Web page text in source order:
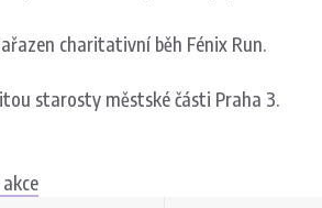
charitativní běh Fénix Run.
starosty městské části Praha 3.